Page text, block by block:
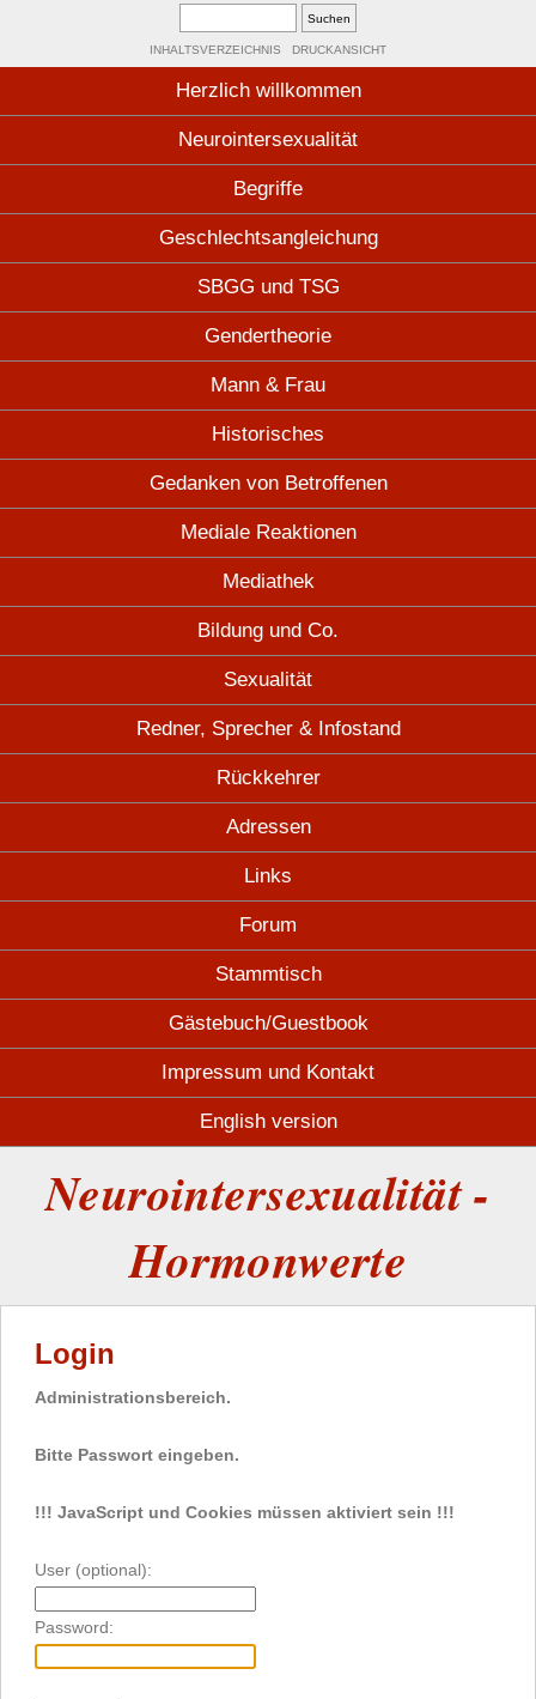
INHALTSVERZEICHNIS DRUCKANSICHT
Herzlich willkommen
Neurointersexualität
Begriffe
Geschlechtsangleichung
SBGG und TSG
Gendertheorie
Mann & Frau
Historisches
Gedanken von Betroffenen
Mediale Reaktionen
Mediathek
Bildung und Co.
Sexualität
Redner, Sprecher & Infostand
Rückkehrer
Adressen
Links
Forum
Stammtisch
Gästebuch/Guestbook
Impressum und Kontakt
English version
Neurointersexualität -
Hormonwerte
Login
Administrationsbereich.
Bitte Passwort eingeben.
!!! JavaScript und Cookies müssen aktiviert sein !!!
User (optional):
Password: